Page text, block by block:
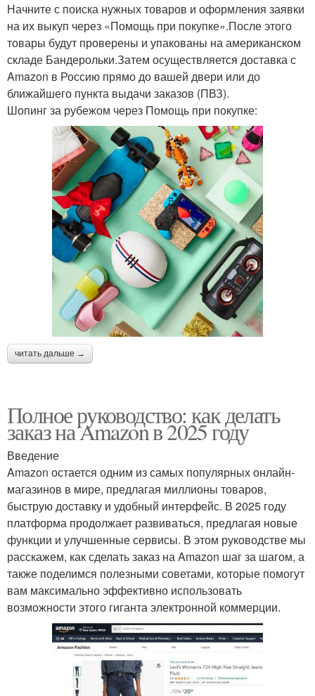
Начните с поиска нужных товаров и оформления заявки
на их выкуп через «Помощь при покупке».После этого
товары будут проверены и упакованы на американском
складе Бандерольки.Затем осуществляется доставка с
Amazon в Россию прямо до вашей двери или до
ближайшего пункта выдачи заказов (ПВЗ).
Шопинг за рубежом через Помощь при покупке:
читать дальше →
Полное руководство: как делать
заказ на Amazon в 2025 году
Введение
Amazon остается одним из самых популярных онлайн-
магазинов в мире, предлагая миллионы товаров,
быструю доставку и удобный интерфейс. В 2025 году
платформа продолжает развиваться, предлагая новые
функции и улучшенные сервисы. В этом руководстве мы
расскажем, как сделать заказ на Amazon шаг за шагом, а
также поделимся полезными советами, которые помогут
вам максимально эффективно использовать
возможности этого гиганта электронной коммерции.